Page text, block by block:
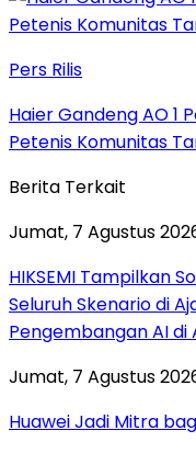
Pers Rilis
Haier Gandeng AO 1
Petenis Komunitas
Berita Terkait
Jumat, 7 Agustus
HIKSEMI Tampilkan
Seluruh Skenario di
Pengembangan AI di
Jumat, 7 Agustus
Huawei Jadi Mitra